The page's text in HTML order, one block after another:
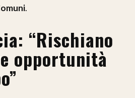
.
“Rischiano
opportunità